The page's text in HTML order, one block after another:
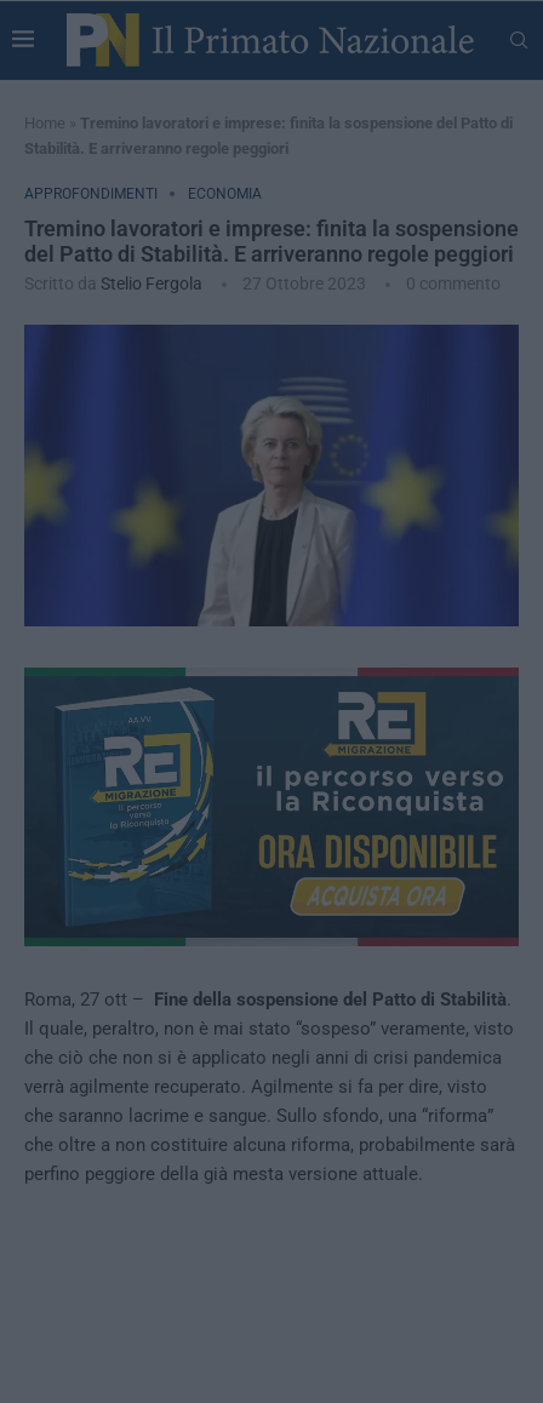
Home » Tremino lavoratori e imprese: finita la sospensione del Patto di
Stabilità. E arriveranno regole peggiori
APPROFONDIMENTI ECONOMIA
Tremino lavoratori e imprese: finita la sospensione
del Patto di Stabilità. E arriveranno regole peggiori
Scritto da Stelio Fergola 27 Ottobre 2023 0 commento
Roma, 27 ott – Fine della sospensione del Patto di Stabilità.
Il quale, peraltro, non è mai stato “sospeso” veramente, visto
che ciò che non si è applicato negli anni di crisi pandemica
verrà agilmente recuperato. Agilmente si fa per dire, visto
che saranno lacrime e sangue. Sullo sfondo, una “riforma”
che oltre a non costituire alcuna riforma, probabilmente sarà
perfino peggiore della già mesta versione attuale.